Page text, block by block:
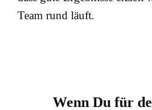
Team rund läuft.
Wenn Du für